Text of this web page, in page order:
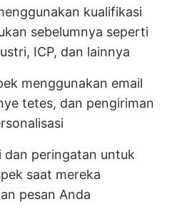
kualifikasi
sebelumnya seperti
ICP, dan lainnya
menggunakan email
tetes, dan pengiriman
dan peringatan untuk
saat mereka
pesan Anda